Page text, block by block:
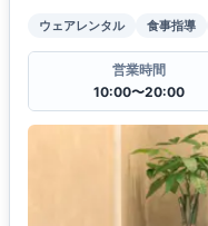
ウェアレンタル 食事指導
営業時間
10:00〜20:00